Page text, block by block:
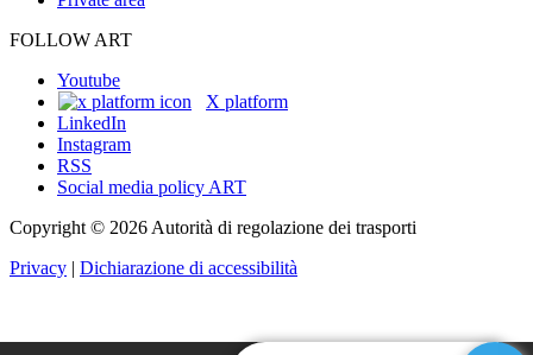
FOLLOW ART
Youtube
X platform
LinkedIn
Instagram
RSS
Social media policy ART
Copyright © 2026 Autorità di regolazione dei trasporti
Privacy | Dichiarazione di accessibilità